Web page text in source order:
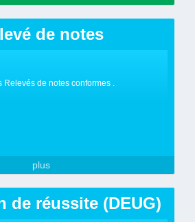
de notes
Relevés de notes conformes .
plus
de réussite (DEUG)